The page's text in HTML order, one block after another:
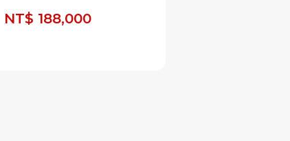
NT$ 188,000